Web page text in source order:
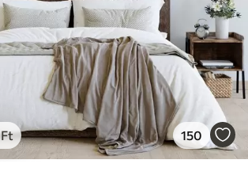
Ft 150